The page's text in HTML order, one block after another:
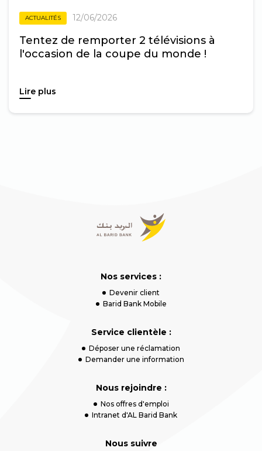
ACTUALITÉS 12/06/2026
Tentez de remporter 2 télévisions à
l'occasion de la coupe du monde !
Lire plus
Nos services :
Devenir client
Barid Bank Mobile
Service clientèle :
Déposer une réclamation
Demander une information
Nous rejoindre :
Nos offres d'emploi
Intranet d'AL Barid Bank
Nous suivre